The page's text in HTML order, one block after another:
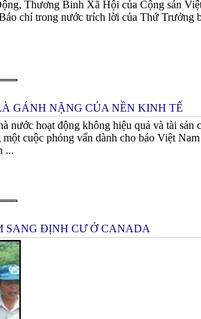
Thương Binh Xã Hội của Cộng sản
chí trong nước trích lời của Thứ Trưởng
GÁNH NẶNG CỦA NỀN KINH TẾ
nước hoạt động không hiệu quả và tài
cuộc phỏng vấn dành cho báo Việt
...
SANG ĐỊNH CƯ Ở CANADA